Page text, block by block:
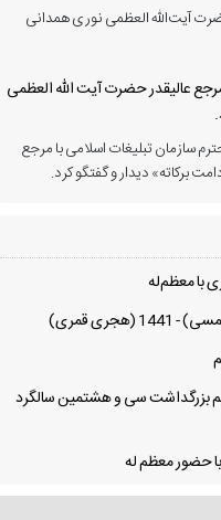
آیت‌الله العظمی نوری همدانی
حضرت آیت الله العظمی
تبلیغات اسلامی با مرجع
دیدار و گفتگو کرد.
معظم‌له
سی و هشتمین سالگرد
معظم له